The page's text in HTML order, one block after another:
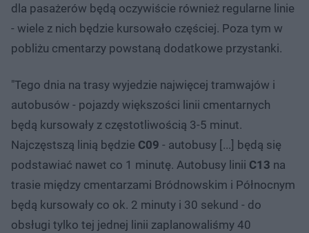
dla pasażerów będą oczywiście również regularne linie
- wiele z nich będzie kursowało częściej. Poza tym w
pobliżu cmentarzy powstaną dodatkowe przystanki.
"Tego dnia na trasy wyjedzie najwięcej tramwajów i
autobusów - pojazdy większości linii cmentarnych
będą kursowały z częstotliwością 3-5 minut.
Najczęstszą linią będzie C09 - autobusy [...] będą się
podstawiać nawet co 1 minutę. Autobusy linii C13 na
trasie między cmentarzami Bródnowskim i Północnym
będą kursowały co ok. 2 minuty i 30 sekund - do
obsługi tylko tej jednej linii zaplanowaliśmy 40